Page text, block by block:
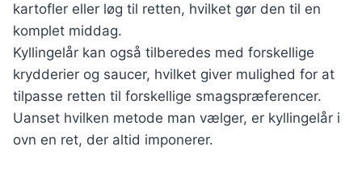
kartofler eller løg til retten, hvilket gør den til en
komplet middag.
Kyllingelår kan også tilberedes med forskellige
krydderier og saucer, hvilket giver mulighed for at
tilpasse retten til forskellige smagspræferencer.
Uanset hvilken metode man vælger, er kyllingelår i
ovn en ret, der altid imponerer.